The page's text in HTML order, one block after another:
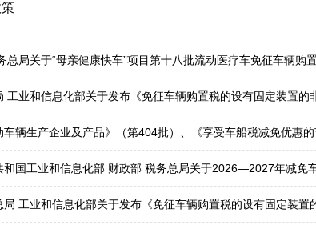
总局关于“母亲健康快车”项目第十八批流动医疗车免征车辆购
业和信息化部关于发布《免征车辆购置税的设有固定装置的非运
产企业及产品》（第404批）、《享受车船税减免优惠的节约能源 使用新能源汽车车型目录》（第八
和国工业和信息化部 财政部 税务总局关于2026—2027年减免
工业和信息化部关于发布《免征车辆购置税的设有固定装置的非